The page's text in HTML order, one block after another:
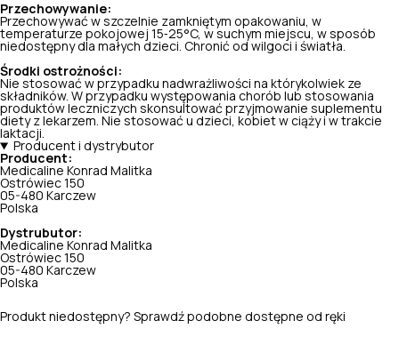
Przechowywanie:
Przechowywać w szczelnie zamkniętym opakowaniu, w
temperaturze pokojowej 15‑25°C, w suchym miejscu, w sposób
niedostępny dla małych dzieci. Chronić od wilgoci i światła.
Środki ostrożności:
Nie stosować w przypadku nadwrażliwości na którykolwiek ze
składników. W przypadku występowania chorób lub stosowania
produktów leczniczych skonsultować przyjmowanie suplementu
diety z lekarzem. Nie stosować u dzieci, kobiet w ciąży i w trakcie
laktacji.
Producent i dystrybutor
Producent:
Medicaline Konrad Malitka
Ostrówiec 150
05-480 Karczew
Polska
Dystrubutor:
Medicaline Konrad Malitka
Ostrówiec 150
05-480 Karczew
Polska
Produkt niedostępny? Sprawdź podobne dostępne od ręki